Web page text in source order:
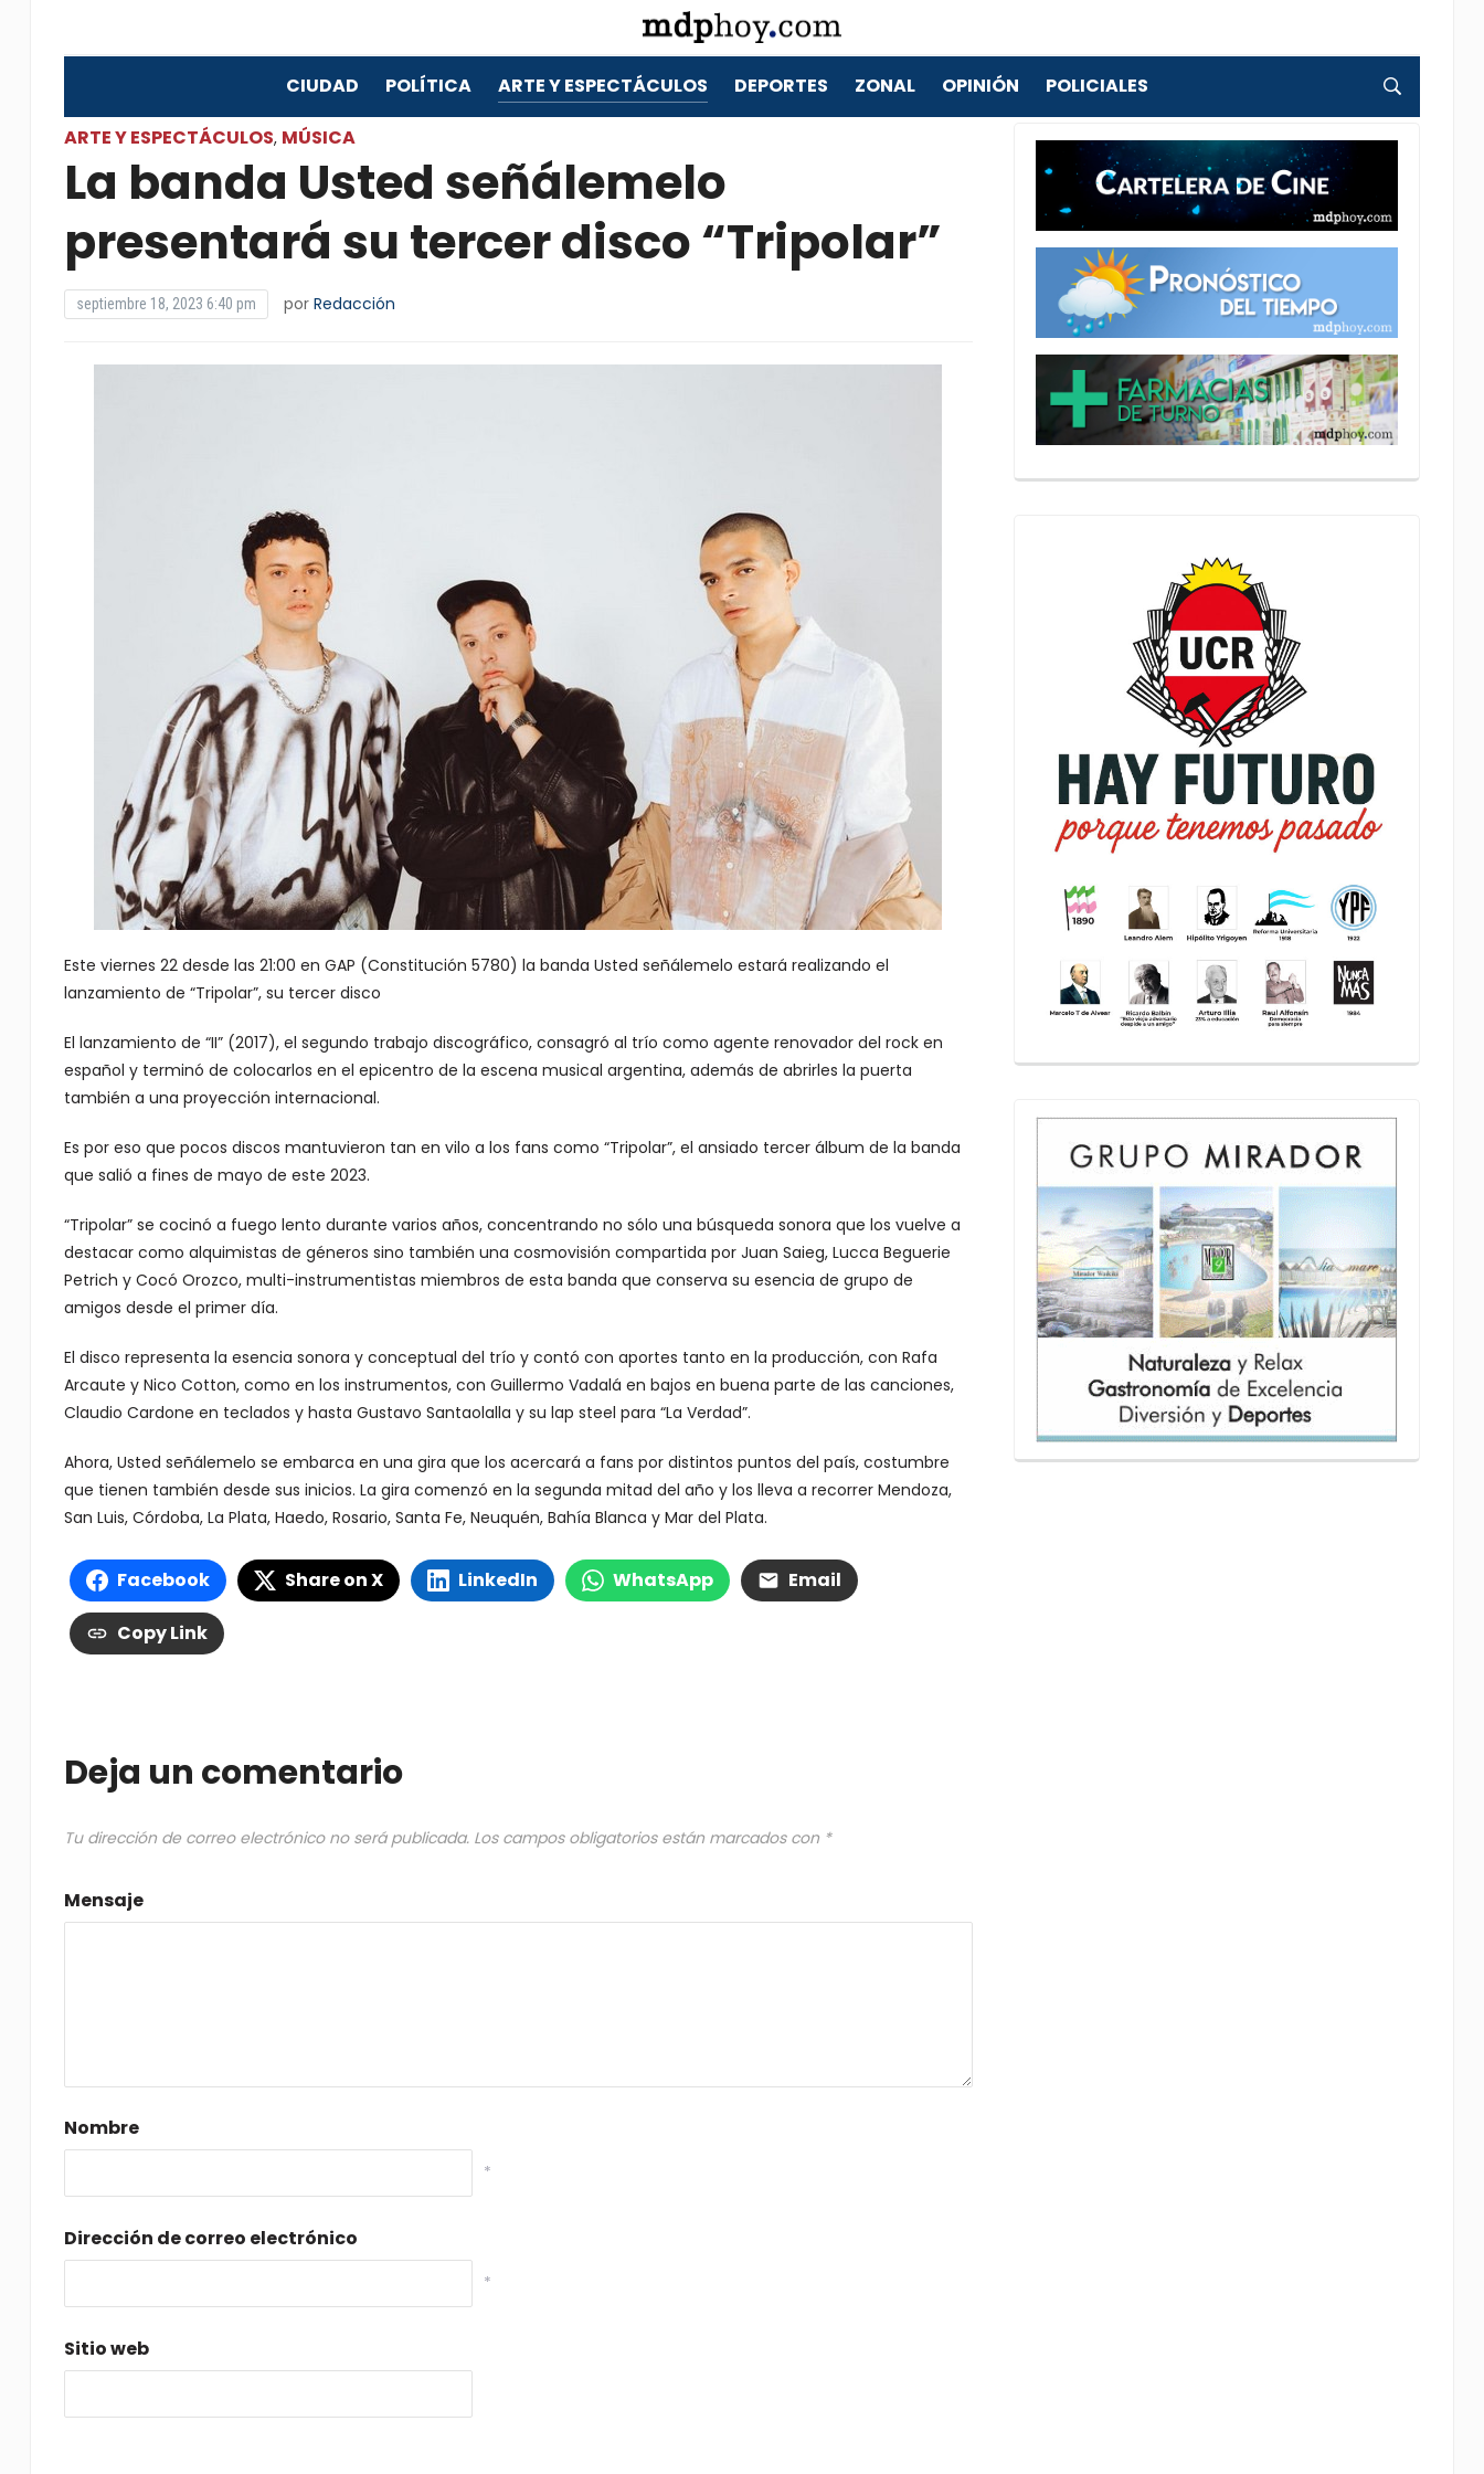
CIUDAD POLÍTICA ARTE Y ESPECTÁCULOS DEPORTES ZONAL OPINIÓN POLICIALES
ARTE Y ESPECTÁCULOS, MÚSICA
La banda Usted señálemelo
presentará su tercer disco “Tripolar”
septiembre 18, 2023 6:40 pm por Redacción
Este viernes 22 desde las 21:00 en GAP (Constitución 5780) la banda Usted señálemelo estará realizando el
lanzamiento de “Tripolar”, su tercer disco
El lanzamiento de “II” (2017), el segundo trabajo discográfico, consagró al trío como agente renovador del rock en
español y terminó de colocarlos en el epicentro de la escena musical argentina, además de abrirles la puerta
también a una proyección internacional.
Es por eso que pocos discos mantuvieron tan en vilo a los fans como “Tripolar”, el ansiado tercer álbum de la banda
que salió a fines de mayo de este 2023.
“Tripolar” se cocinó a fuego lento durante varios años, concentrando no sólo una búsqueda sonora que los vuelve a
destacar como alquimistas de géneros sino también una cosmovisión compartida por Juan Saieg, Lucca Beguerie
Petrich y Cocó Orozco, multi-instrumentistas miembros de esta banda que conserva su esencia de grupo de
amigos desde el primer día.
El disco representa la esencia sonora y conceptual del trío y contó con aportes tanto en la producción, con Rafa
Arcaute y Nico Cotton, como en los instrumentos, con Guillermo Vadalá en bajos en buena parte de las canciones,
Claudio Cardone en teclados y hasta Gustavo Santaolalla y su lap steel para “La Verdad”.
Ahora, Usted señálemelo se embarca en una gira que los acercará a fans por distintos puntos del país, costumbre
que tienen también desde sus inicios. La gira comenzó en la segunda mitad del año y los lleva a recorrer Mendoza,
San Luis, Córdoba, La Plata, Haedo, Rosario, Santa Fe, Neuquén, Bahía Blanca y Mar del Plata.
Facebook Share on X LinkedIn WhatsApp Email
Copy Link
Deja un comentario
Tu dirección de correo electrónico no será publicada. Los campos obligatorios están marcados con *
Mensaje
Nombre
*
Dirección de correo electrónico
*
Sitio web